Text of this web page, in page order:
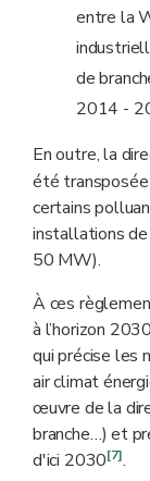
entre la
de
2014 -
En outre, la
été
certains
installations
50 MW).
À ces
à l’horizon
qui précise les
air climat
œuvre de la
branche…) et
d'ici 2030[7].